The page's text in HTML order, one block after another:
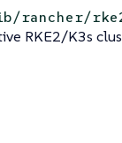
rancher/
RKE2/K3s